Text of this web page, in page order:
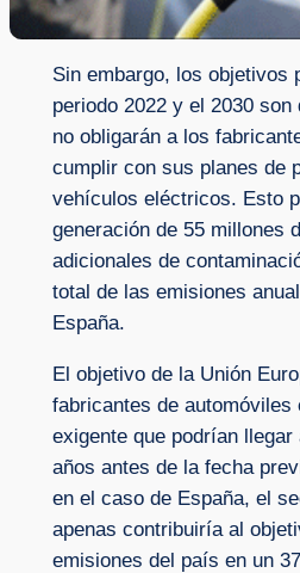
Sin embargo, los objetivos
periodo 2022 y el 2030
no obligarán a los
cumplir con sus planes de
vehículos eléctricos. Esto
generación de 55 millones
adicionales de
total de las emisiones
España.
El objetivo de la Unión
fabricantes de automóviles
exigente que podrían
años antes de la fecha
en el caso de España, el
apenas contribuiría al
emisiones del país en un